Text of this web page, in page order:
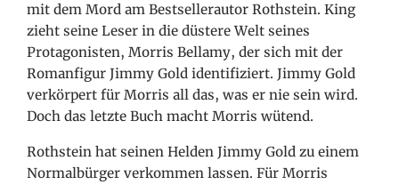
mit dem Mord am Bestsellerautor Rothstein. King
zieht seine Leser in die düstere Welt seines
Protagonisten, Morris Bellamy, der sich mit der
Romanfigur Jimmy Gold identifiziert. Jimmy Gold
verkörpert für Morris all das, was er nie sein wird.
Doch das letzte Buch macht Morris wütend.
Rothstein hat seinen Helden Jimmy Gold zu einem
Normalbürger verkommen lassen. Für Morris